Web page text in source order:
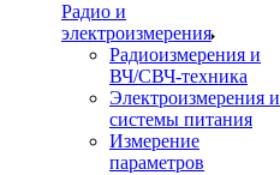
Радио и
электроизмерения
Радиоизмерения и
ВЧ/СВЧ-техника
Электроизмерения и
системы питания
Измерение
параметров